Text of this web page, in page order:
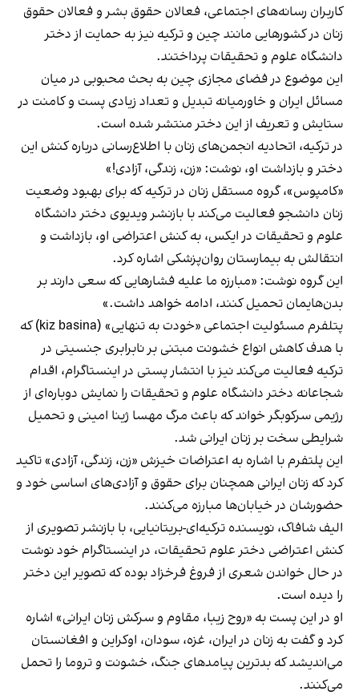
کاربران رسانه‌های اجتماعی، فعالان حقوق بشر و فعالان حقوق
زنان در کشورهایی مانند چین و ترکیه نیز به حمایت از دختر
دانشگاه علوم و تحقیقات پرداختند.
این موضوع در فضای مجازی چین به بحث محبوبی در‌ میان
مسائل ایران و خاورمیانه تبدیل و تعداد زیادی پست و کامنت در
ستایش و تعریف از این دختر منتشر شده است.
در ترکیه، اتحادیه انجمن‌های زنان با اطلاع‌رسانی درباره کنش این
دختر و بازداشت او، نوشت: «زن، زندگی، آزادی!»
«کامپوس»، گروه مستقل زنان در ترکیه که برای بهبود وضعیت
زنان دانشجو فعالیت می‌کند با بازنشر ویدیوی دختر دانشگاه
علوم و تحقیقات در ایکس، به کنش اعتراضی او، بازداشت و
انتقالش به بیمارستان روان‌پزشکی اشاره کرد.
این گروه نوشت: «مبارزه ما علیه فشارهایی که سعی دارند بر
بدن‌هایمان تحمیل کنند، ادامه خواهد داشت.»
پتلفرم مسئولیت اجتماعی «خودت به تنهایی» (kiz basina) که
با هدف کاهش انواع خشونت مبتنی بر نابرابری جنسیتی در
ترکیه فعالیت می‌کند نیز با انتشار پستی در اینستاگرام، اقدام
شجاعانه دختر دانشگاه علوم و تحقیقات را نمایش دوباره‌ای از
رژیمی سرکوبگر خواند که باعث مرگ مهسا ژینا امینی و تحمیل
شرایطی سخت بر زنان ایرانی شد.
این پلتفرم با اشاره به اعتراضات خیزش «زن، زندگی، آزادی» تاکید
کرد که زنان ایرانی همچنان برای حقوق و آزادی‌های اساسی خود و
حضورشان در خیابان‌ها مبارزه می‌کنند.
الیف شافاک، نویسنده ترکیه‌ای-بریتانیایی، با بازنشر تصویری از
کنش اعتراضی دختر علوم تحقیقات، در اینستاگرام خود نوشت
در حال خواندن شعری از فروغ فرخزاد بوده که تصویر این دختر
را دیده است.
او در این پست به «روح زیبا، مقاوم و سرکش زنان ایرانی» اشاره
کرد و گفت به زنان در ایران، غزه، سودان، اوکراین و افغانستان
می‌اندیشد که بدترین پیامدهای جنگ، خشونت و تروما را تحمل
می‌کنند.